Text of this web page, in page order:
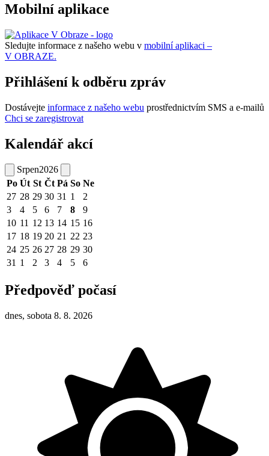
Mobilní aplikace
Sledujte informace z našeho webu v mobilní aplikaci –
V OBRAZE.
Přihlášení k odběru zpráv
Dostávejte informace z našeho webu prostřednictvím SMS a e-mailů
Chci se zaregistrovat
Kalendář akcí
Srpen2026
Po Út St Čt Pá So Ne
27 28 29 30 31 1
2
3
4 5 6 7 8
9
10 11 12 13 14 15 16
17 18 19 20 21 22 23
24 25 26 27 28 29 30
31 1 2 3 4 5 6
Předpověď počasí
dnes, sobota 8. 8. 2026